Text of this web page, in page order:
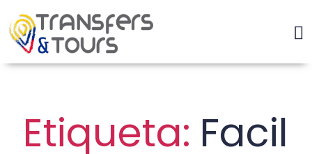
Etiqueta: Facil